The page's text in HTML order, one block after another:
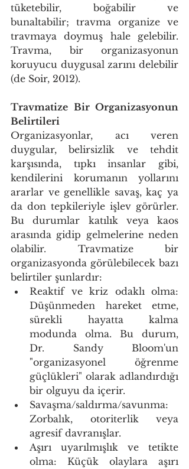
tüketebilir, boğabilir ve
bunaltabilir; travma organize ve
travmaya doymuş hale gelebilir.
Travma, bir organizasyonun
koruyucu duygusal zarını delebilir
(de Soir, 2012).
Travmatize Bir Organizasyonun
Belirtileri
Organizasyonlar, acı veren
duygular, belirsizlik ve tehdit
karşısında, tıpkı insanlar gibi,
kendilerini korumanın yollarını
ararlar ve genellikle savaş, kaç ya
da don tepkileriyle işlev görürler.
Bu durumlar katılık veya kaos
arasında gidip gelmelerine neden
olabilir. Travmatize bir
organizasyonda görülebilecek bazı
belirtiler şunlardır:
Reaktif ve kriz odaklı olma:
Düşünmeden hareket etme,
sürekli hayatta kalma
modunda olma. Bu durum,
Dr. Sandy Bloom'un
"organizasyonel öğrenme
güçlükleri" olarak adlandırdığı
bir olguyu da içerir.
Savaşma/saldırma/savunma:
Zorbalık, otoriterlik veya
agresif davranışlar.
Aşırı uyarılmışlık ve tetikte
olma: Küçük olaylara aşırı